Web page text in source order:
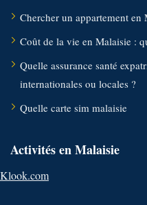
Chercher un appartement
Coût de la vie en Malaisie :
Quelle assurance santé
internationales ou locales ?
Quelle carte sim malaisie
Activités en Malaisie
Klook.com